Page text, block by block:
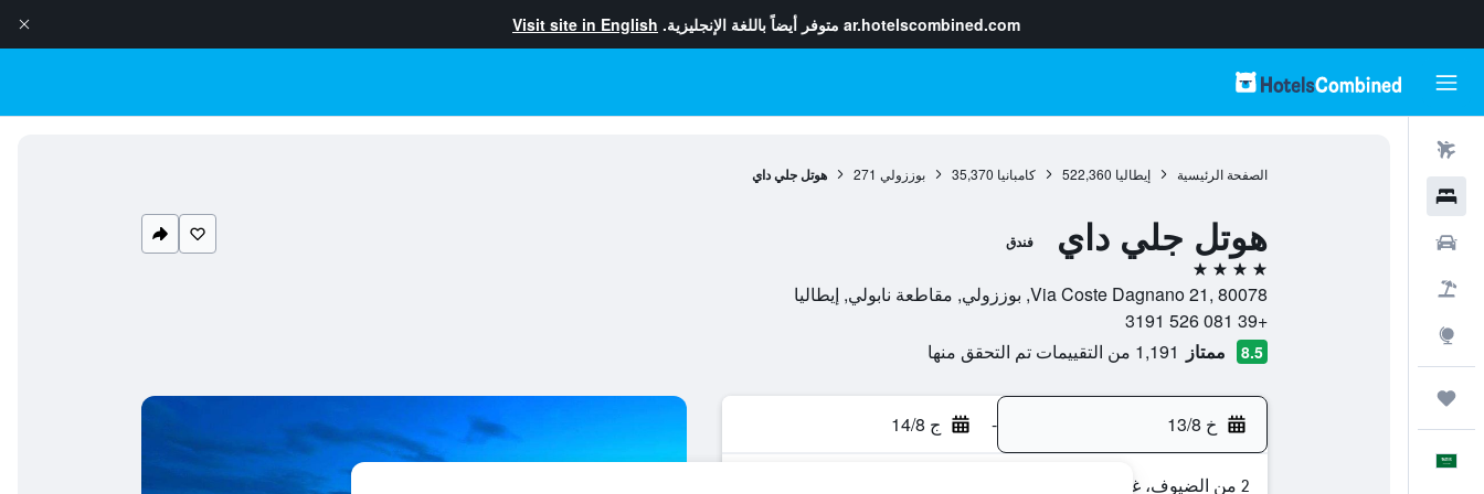
ar.hotelscombined.com متوفر أيضاً باللغة الإنجليزية. Visit site in English
الصفحة الرئيسية إيطاليا 522,360 كامبانيا 35,370 بوززولي 271 هوتل جلي داي
هوتل جلي داي فندق
4 نجوم
Via Coste Dagnano 21, 80078, بوززولي, مقاطعة نابولي, إيطاليا
+39 081 526 3191
8.5 ممتاز 1,191 من التقييمات تم التحقق منها
خ 13/8 - ج 14/8
2 من الضيوف، غرفة واحدة